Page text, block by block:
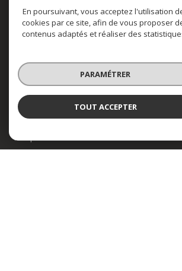
Nos partenaires
En poursuivant, vous acceptez l'utilisation
cookies par ce site, afin de vous proposer
contenus adaptés et réaliser des
PARAMÉTRER
TOUT ACCEPTER